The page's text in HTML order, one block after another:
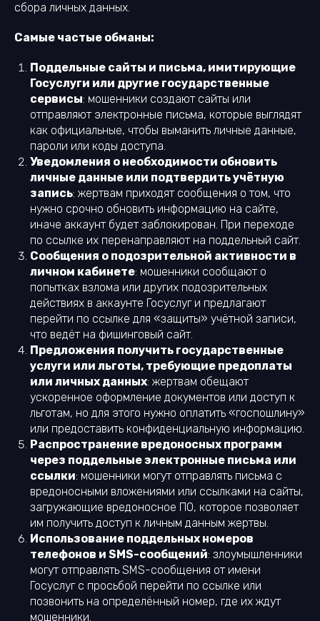
сбора личных данных.
Самые частые обманы:
Поддельные сайты и письма, имитирующие
Госуслуги или другие государственные
сервисы: мошенники создают сайты или
отправляют электронные письма, которые выглядят
как официальные, чтобы выманить личные данные,
пароли или коды доступа.
Уведомления о необходимости обновить
личные данные или подтвердить учётную
запись: жертвам приходят сообщения о том, что
нужно срочно обновить информацию на сайте,
иначе аккаунт будет заблокирован. При переходе
по ссылке их перенаправляют на поддельный сайт.
Сообщения о подозрительной активности в
личном кабинете: мошенники сообщают о
попытках взлома или других подозрительных
действиях в аккаунте Госуслуг и предлагают
перейти по ссылке для «защиты» учётной записи,
что ведёт на фишинговый сайт.
Предложения получить государственные
услуги или льготы, требующие предоплаты
или личных данных: жертвам обещают
ускоренное оформление документов или доступ к
льготам, но для этого нужно оплатить «госпошлину»
или предоставить конфиденциальную информацию.
Распространение вредоносных программ
через поддельные электронные письма или
ссылки: мошенники могут отправлять письма с
вредоносными вложениями или ссылками на сайты,
загружающие вредоносное ПО, которое позволяет
им получить доступ к личным данным жертвы.
Использование поддельных номеров
телефонов и SMS-сообщений: злоумышленники
могут отправлять SMS-сообщения от имени
Госуслуг с просьбой перейти по ссылке или
позвонить на определённый номер, где их ждут
мошенники.